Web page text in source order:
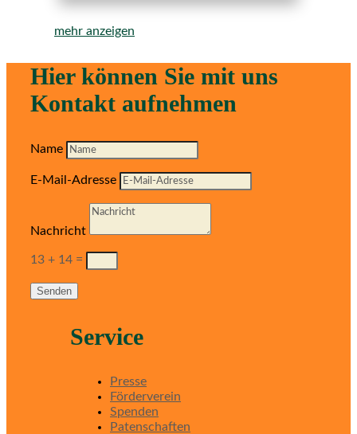
mehr anzeigen
Hier können Sie mit uns
Kontakt aufnehmen
Name
E-Mail-Adresse
Nachricht
13 + 14 =
Senden
Service
Presse
Förderverein
Spenden
Patenschaften